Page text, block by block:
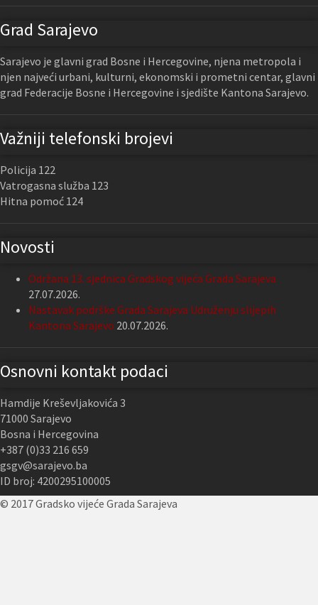
Grad Sarajevo
Sarajevo je glavni grad Bosne i Hercegovine, njena metropola i
njen najveći urbani, kulturni, ekonomski i prometni centar, glavni
grad Federacije Bosne i Hercegovine i sjedište Kantona Sarajevo.
Važniji telefonski brojevi
Policija 122
Vatrogasna služba 123
Hitna pomoć 124
Novosti
Održana 13. sjednica Gradskog vijeća Grada Sarajeva
27.07.2026.
Nastavak podrške Grada Sarajeva Udruženju slijepih
Kantona Sarajevo 20.07.2026.
Osnovni kontakt podaci
Hamdije Kreševljakovića 3
71000 Sarajevo
Bosna i Hercegovina
+387 (0)33 216 659
gsgv@sarajevo.ba
ID broj: 4200295100005
© 2017 Gradsko vijeće Grada Sarajeva